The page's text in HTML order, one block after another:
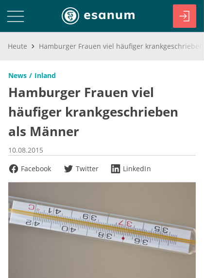
Heute
News Inland
Hamburger Frauen viel
häufiger krankgeschrieben
als Männer
10.08.2015
Facebook
Twitter LinkedIn